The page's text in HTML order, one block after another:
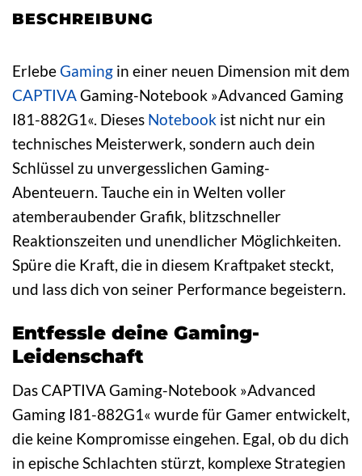
BESCHREIBUNG
ErlebeGaming in einer neuen Dimension mit dem
CAPTIVAGaming-Notebook »Advanced Gaming
I81-882G1«. Dieses Notebook ist nicht nur ein
technisches Meisterwerk, sondern auch dein
Schlüssel zu unvergesslichen Gaming-
Abenteuern. Tauche ein in Welten voller
atemberaubender Grafik, blitzschneller
Reaktionszeiten und unendlicher Möglichkeiten.
Spüre die Kraft, die in diesem Kraftpaket steckt,
und lass dich von seiner Performance begeistern.
Entfessle deine Gaming-
Leidenschaft
Das CAPTIVA Gaming-Notebook »Advanced
Gaming I81-882G1« wurde für Gamer entwickelt,
die keine Kompromisse eingehen. Egal, ob du dich
in epische Schlachten stürzt, komplexe Strategien